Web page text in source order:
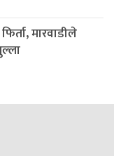
मारवाडीले